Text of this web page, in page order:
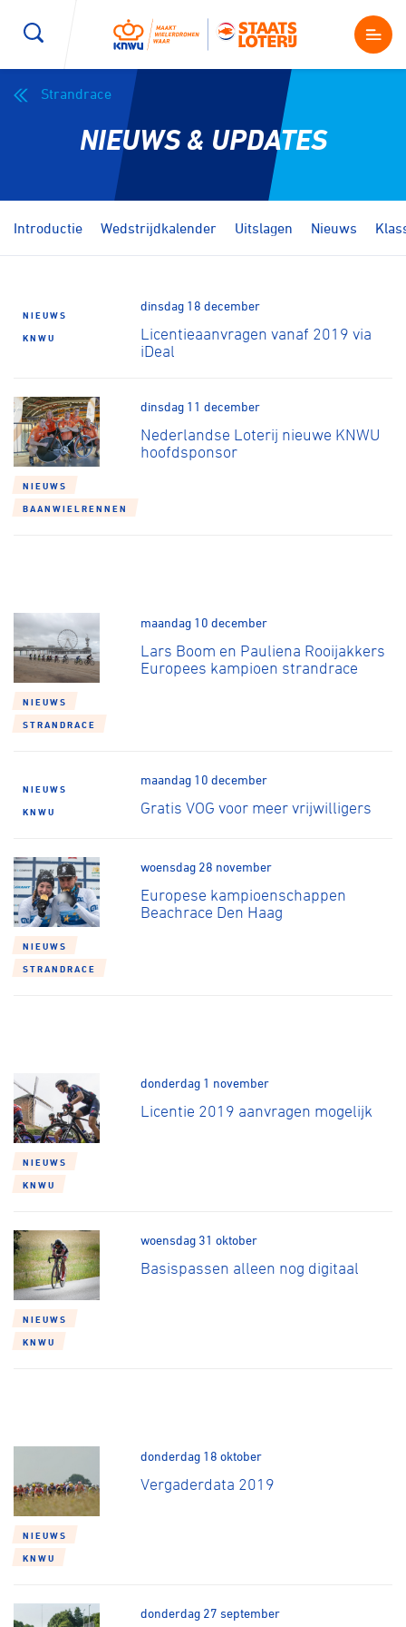
Kenniscentrum
Magazine
Nieuws
Producten en diensten
Over ons
Lid worden
Strandrace
NIEUWS & UPDATES
Introductie Wedstrijdkalender Uitslagen Nieuws
NIEUWS
KNWU
dinsdag 18 december
Licentieaanvragen vanaf 2019 via
iDeal
NIEUWS
BAANWIELRENNEN
dinsdag 11 december
Nederlandse Loterij nieuwe KNWU
hoofdsponsor
NIEUWS
STRANDRACE
maandag 10 december
Lars Boom en Pauliena Rooijakkers
Europees kampioen strandrace
NIEUWS
KNWU
maandag 10 december
Gratis VOG voor meer vrijwilligers
NIEUWS
STRANDRACE
woensdag 28 november
Europese kampioenschappen
Beachrace Den Haag
NIEUWS
KNWU
donderdag 1 november
Licentie 2019 aanvragen mogelijk
NIEUWS
KNWU
woensdag 31 oktober
Basispassen alleen nog digitaal
NIEUWS
KNWU
donderdag 18 oktober
Vergaderdata 2019
donderdag 27 september
Wegwielrennen Mountainbiken
E-Racing
BMX freestyle Gravel
Pumptrack Fixed gear